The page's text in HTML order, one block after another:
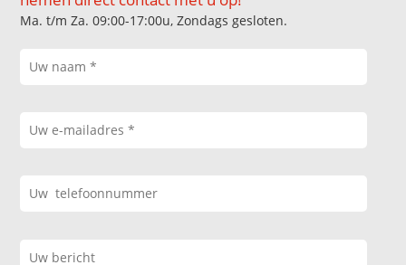
Ma. t/m Za. 09:00-17:00u, Zondags gesloten.